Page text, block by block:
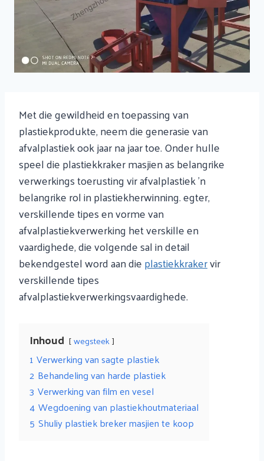
Met die gewildheid en toepassing van
plastiekprodukte, neem die generasie van
afvalplastiek ook jaar na jaar toe. Onder hulle
speel die plastiekkraker masjien as belangrike
verwerkings toerusting vir afvalplastiek 'n
belangrike rol in plastiekherwinning. egter,
verskillende tipes en vorme van
afvalplastiekverwerking het verskille en
vaardighede, die volgende sal in detail
bekendgestel word aan dieplastiekkrakervir
verskillende tipes
afvalplastiekverwerkingsvaardighede.
Inhoud wegsteek
1 Verwerking van sagte plastiek
2 Behandeling van harde plastiek
3 Verwerking van film en vesel
4 Wegdoening van plastiekhoutmateriaal
5 Shuliy plastiek breker masjien te koop